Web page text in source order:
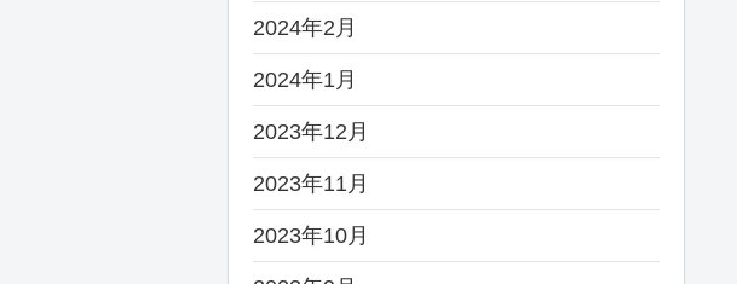
2024年2月
2024年1月
2023年12月
2023年11月
2023年10月